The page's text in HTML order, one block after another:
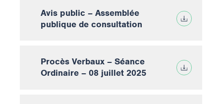
Avis public – Assemblée
publique de consultation
Procès Verbaux – Séance
Ordinaire – 08 juillet 2025